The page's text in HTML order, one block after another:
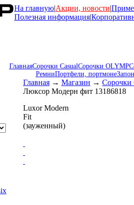
На главную|Акции, новости|
Полезная информация|
ГлавнаяСорочки CasualСорочки OLYMP
РемниПортфели, портмоне
Главная → Магазин → Сорочки
Люксор Модерн фит 13186818
Luxor Modern
Fit
(зауженный)